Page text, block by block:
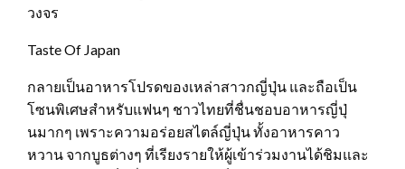
วงจร
Taste Of Japan
กลายเป็นอาหารโปรดของเหล่าสาวกญี่ปุ่น และถือเป็น
โซนพิเศษสำหรับแฟนๆ ชาวไทยที่ชื่นชอบอาหารญี่ปุ่
นมากๆ เพราะความอร่อยสไตล์ญี่ปุ่น ทั้งอาหารคาว
หวาน จากบูธต่างๆ ที่เรียงรายให้ผู้เข้าร่วมงานได้ชิมและ